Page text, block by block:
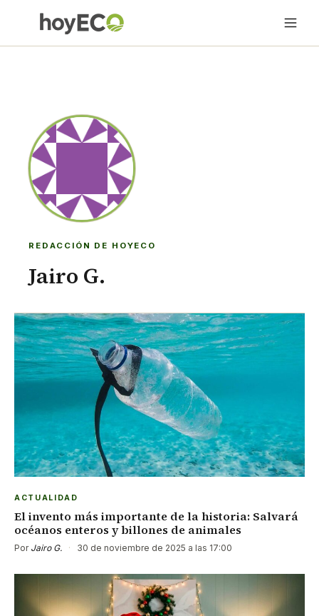
REDACCIÓN DE HOYECO
Jairo G.
ACTUALIDAD
El invento más importante de la historia: Salvará
océanos enteros y billones de animales
Por Jairo G. · 30 de noviembre de 2025 a las 17:00